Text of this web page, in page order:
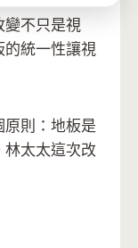
變不只是視
的統一性讓視
則：地板是
林太太這次改